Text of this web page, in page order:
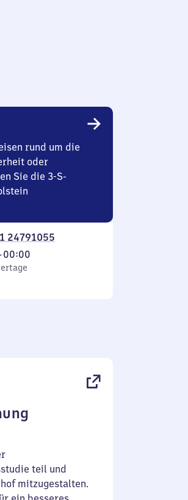
rund um die
oder
Sie die 3-S-
24791055
00:00
teil und
mitzugestalten.